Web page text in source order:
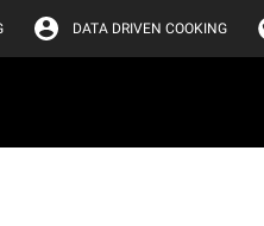
DATA DRIVEN COOKING